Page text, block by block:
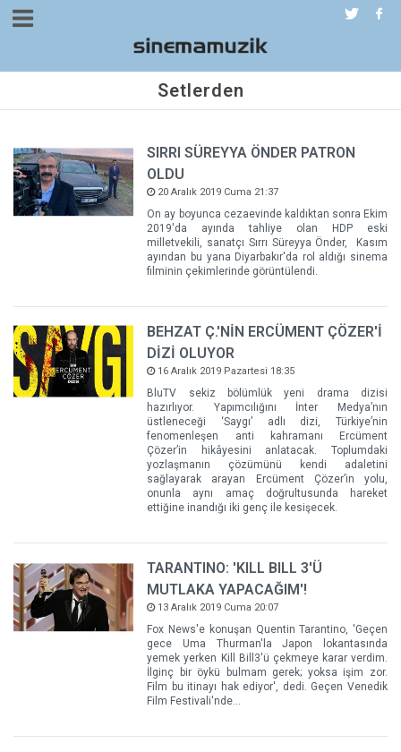
Setlerden
SIRRI SÜREYYA ÖNDER PATRON
OLDU
20 Aralık 2019 Cuma 21:37
On ay boyunca cezaevinde kaldıktan sonra Ekim
2019'da ayında tahliye olan HDP eski
milletvekili, sanatçı Sırrı Süreyya Önder, Kasım
ayından bu yana Diyarbakır'da rol aldığı sinema
filminin çekimlerinde görüntülendi.
BEHZAT Ç.'NİN ERCÜMENT ÇÖZER'İ
DİZİ OLUYOR
16 Aralık 2019 Pazartesi 18:35
BluTV sekiz bölümlük yeni drama dizisi
hazırlıyor. Yapımcılığını İnter Medya’nın
üstleneceği ‘Saygı’ adlı dizi, Türkiye’nin
fenomenleşen anti kahramanı Ercüment
Çözer’in hikâyesini anlatacak. Toplumdaki
yozlaşmanın çözümünü kendi adaletini
sağlayarak arayan Ercüment Çözer’in yolu,
onunla aynı amaç doğrultusunda hareket
ettiğine inandığı iki genç ile kesişecek.
TARANTINO: 'KILL BILL 3'Ü
MUTLAKA YAPACAĞIM'!
13 Aralık 2019 Cuma 20:07
Fox News'e konuşan Quentin Tarantino, 'Geçen
gece Uma Thurman'la Japon lokantasında
yemek yerken Kill Bill3'ü çekmeye karar verdim.
İlginç bir öykü bulmam gerek; yoksa işim zor.
Film bu itinayı hak ediyor', dedi. Geçen Venedik
Film Festivali'nde...